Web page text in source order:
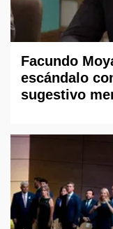
Facundo
escándalo
sugestivo